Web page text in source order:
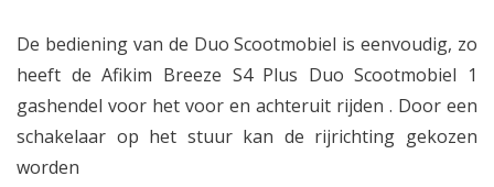
De bediening van de Duo Scootmobiel is eenvoudig, zo
heeft de Afikim Breeze S4 Plus Duo Scootmobiel 1
gashendel voor het voor en achteruit rijden . Door een
schakelaar op het stuur kan de rijrichting gekozen
worden